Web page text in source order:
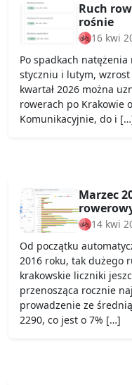
Ruch
rośnie
16 kwi
Po spadkach
styczniu i lutym, wzrost
kwartał 2026 można
rowerach po Krakowie
Komunikacyjnie, do i
Marzec
14 kwi
Od początku
2016 roku, tak dużego
krakowskie liczniki
przenosząca rocznie
prowadzenie ze
2290, co jest o 7% […]